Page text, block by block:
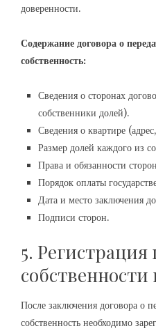
доверенности.
Содержание договора о
собственность:
Сведения о сторонах
собственники долей).
Сведения о квартире
Размер долей каждого из
Права и обязанности
Порядок оплаты
Дата и место заключения
Подписи сторон.
5. Регистрация
собственности
После заключения договора о
собственность необходимо